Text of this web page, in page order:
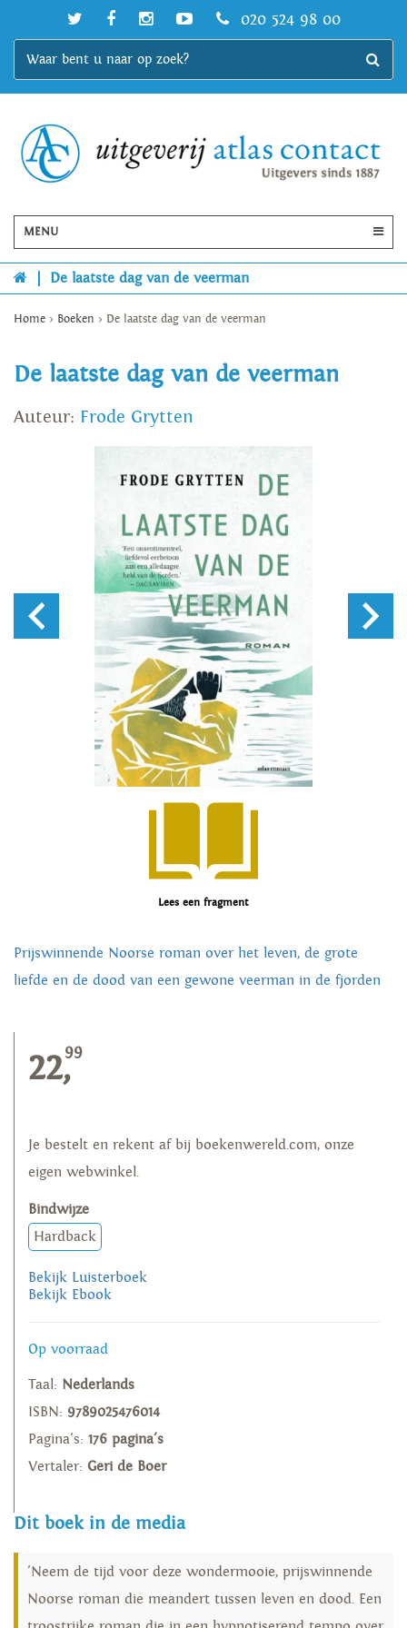
020 524 98 00
MENU
De laatste dag van de veerman
Home > Boeken > De laatste dag van de veerman
De laatste dag van de veerman
Auteur: Frode Grytten
Lees een fragment
Prijswinnende Noorse roman over het leven, de grote
liefde en de dood van een gewone veerman in de fjorden
22,99
Je bestelt en rekent af bij boekenwereld.com, onze
eigen webwinkel.
Bindwijze
Hardback
Bekijk Luisterboek
Bekijk Ebook
Op voorraad
Taal: Nederlands
ISBN: 9789025476014
Pagina's: 176 pagina's
Vertaler: Geri de Boer
Dit boek in de media
'Neem de tijd voor deze wondermooie, prijswinnende
Noorse roman die meandert tussen leven en dood. Een